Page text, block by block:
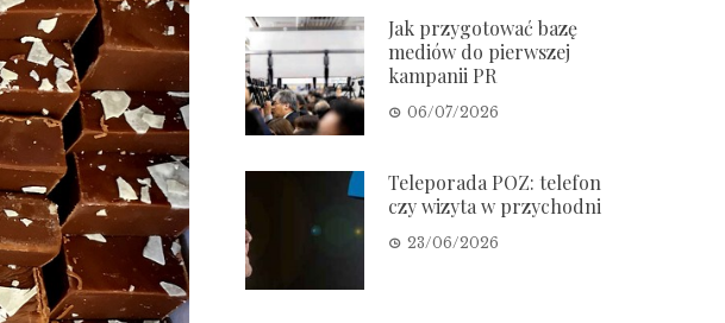
Jak przygotować bazę
mediów do pierwszej
kampanii PR
06/07/2026
Teleporada POZ: telefon
czy wizyta w przychodni
23/06/2026